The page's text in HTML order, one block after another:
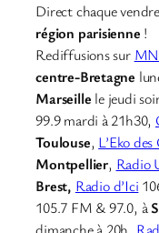
Direct chaque
région parisienne !
Rediffusions sur
centre-Bretagne
Marseille le jeudi
99.9 mardi à 21h30,
Toulouse, L’Eko
Montpellier, Radio
Brest, Radio d’Ici
105.7 FM & 97.0, à